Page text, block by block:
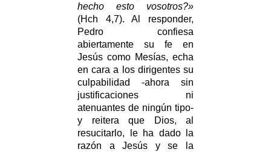
hecho esto vosotros?»
(Hch 4,7). Al responder,
Pedro confiesa
abiertamente su fe en
Jesús como Mesías, echa
en cara a los dirigentes su
culpabilidad -ahora sin
justificaciones ni
atenuantes de ningún tipo-
y reitera que Dios, al
resucitarlo, le ha dado la
razón a Jesús y se la